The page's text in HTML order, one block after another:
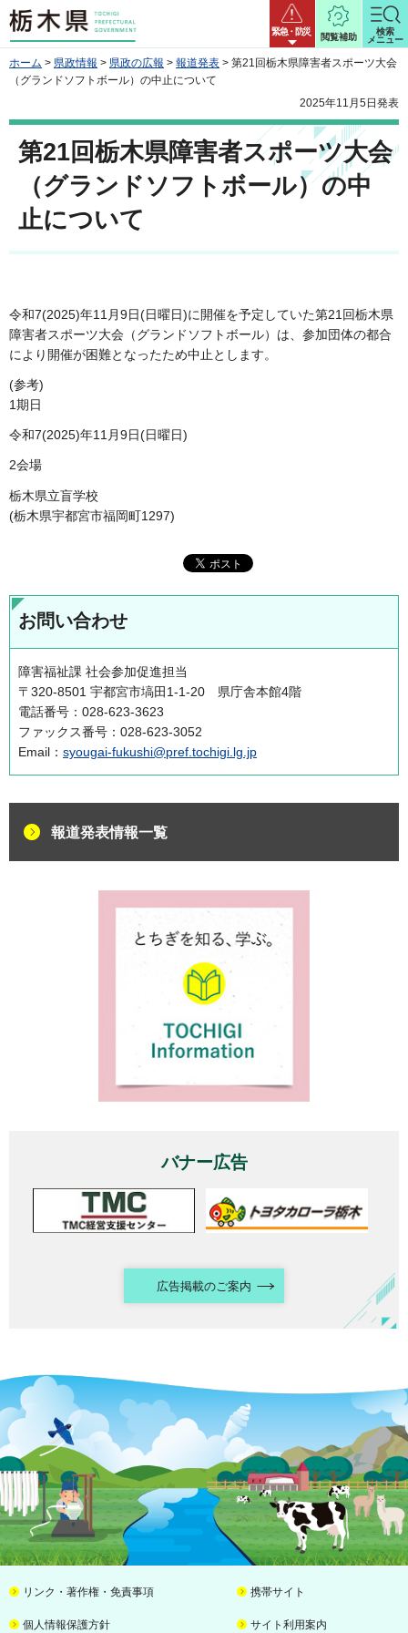
栃木県 緊急・防災
閲覧補助
検索
メニュー
ホーム > 県政情報 > 県政の広報 > 報道発表 > 第21回栃木県障害者スポーツ大会
（グランドソフトボール）の中止について
2025年11月5日発表
第21回栃木県障害者スポーツ大会
（グランドソフトボール）の中
止について
令和7(2025)年11月9日(日曜日)に開催を予定していた第21回栃木県
障害者スポーツ大会（グランドソフトボール）は、参加団体の都合
により開催が困難となったため中止とします。
(参考)
1期日
令和7(2025)年11月9日(日曜日)
2会場
栃木県立盲学校
(栃木県宇都宮市福岡町1297)
お問い合わせ
障害福祉課 社会参加促進担当
〒320-8501 宇都宮市塙田1-1-20 県庁舎本館4階
電話番号：028-623-3623
ファックス番号：028-623-3052
Email： syougai-fukushi@pref.tochigi.lg.jp
報道発表情報一覧
バナー広告
広告掲載のご案内
リンク・著作権・免責事項 携帯サイト
個人情報保護方針 サイト利用案内